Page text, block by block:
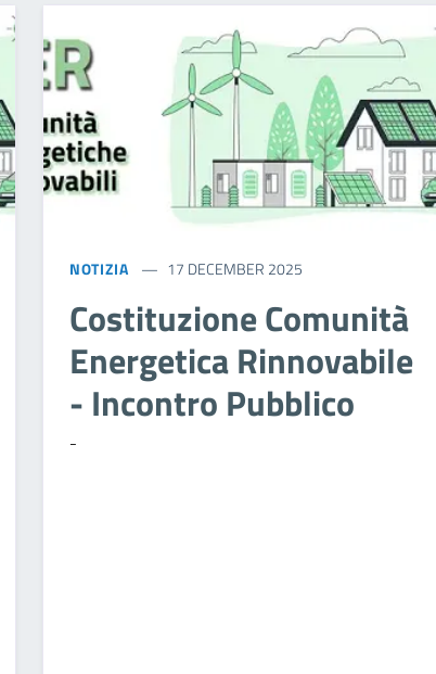
NOTIZIA 17 DECEMBER 2025
Costituzione Comunità
Energetica Rinnovabile
- Incontro Pubblico
-